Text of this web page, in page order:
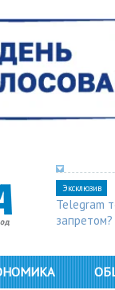
Эксклюзив
Telegram